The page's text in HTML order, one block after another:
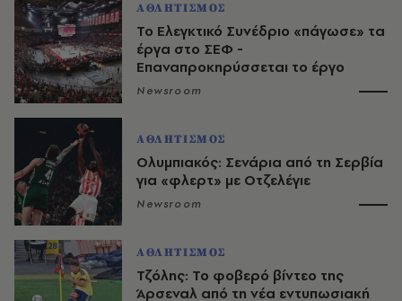
ΑΘΛΗΤΙΣΜΟΣ
Το Ελεγκτικό Συνέδριο «πάγωσε» τα
έργα στο ΣΕΦ -
Επαναπροκηρύσσεται το έργο
Newsroom
ΑΘΛΗΤΙΣΜΟΣ
Ολυμπιακός: Σενάρια από τη Σερβία
για «φλερτ» με Οτζελέγιε
Newsroom
ΑΘΛΗΤΙΣΜΟΣ
Τζόλης: Το φοβερό βίντεο της
Άρσεναλ από τη νέα εντυπωσιακή